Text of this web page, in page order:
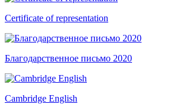
Certificate of representation
Благодарственное письмо 2020
Cambridge English